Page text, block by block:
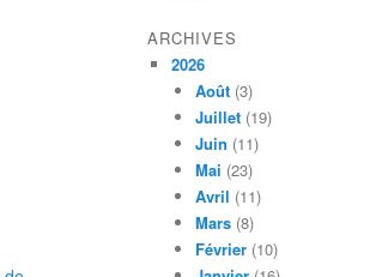
ARCHIVES
2026
Août (3)
Juillet (19)
Juin (11)
Mai (23)
Avril (11)
Mars (8)
Février (10)